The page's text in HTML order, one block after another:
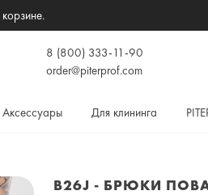
8 (800) 333-11-90
order@piterprof.com
Аксессуары Для клининга
B26J - БРЮКИ